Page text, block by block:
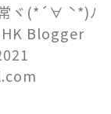
ヾ(*´∀ ˋ*)ﾉ
Blogger